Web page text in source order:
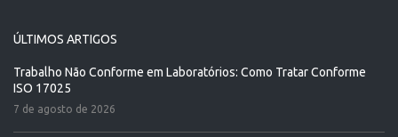
ÚLTIMOS ARTIGOS
Trabalho Não Conforme em Laboratórios: Como Tratar Conforme
ISO 17025
7 de agosto de 2026